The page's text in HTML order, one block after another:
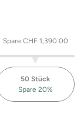
Spare CHF 1,390.00
50 Stück
Spare 20%